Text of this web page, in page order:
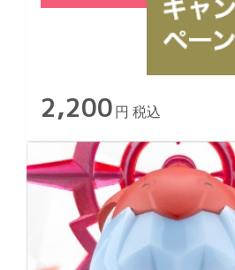
2,200 円 税込